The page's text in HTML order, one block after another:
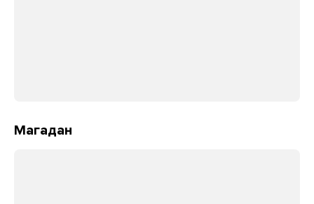
Магадан